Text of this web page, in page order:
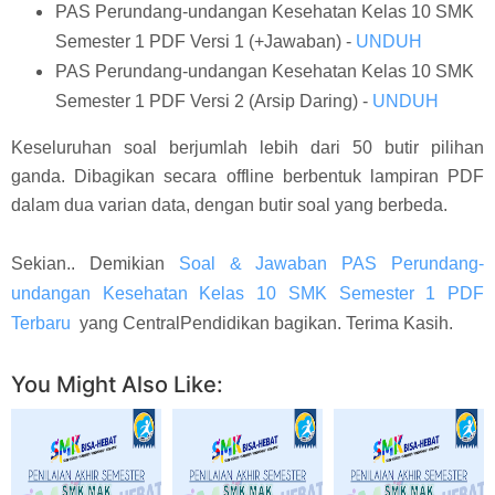
PAS Perundang-undangan Kesehatan Kelas 10 SMK
Semester 1 PDF Versi 1 (+Jawaban) - UNDUH
PAS Perundang-undangan Kesehatan Kelas 10 SMK
Semester 1 PDF Versi 2 (Arsip Daring) - UNDUH
Keseluruhan soal berjumlah lebih dari 50 butir pilihan
ganda. Dibagikan secara offline berbentuk lampiran PDF
dalam dua varian data, dengan butir soal yang berbeda.
Sekian.. Demikian Soal & Jawaban PAS Perundang-
undangan Kesehatan Kelas 10 SMK Semester 1 PDF
Terbaru yang CentralPendidikan bagikan. Terima Kasih.
You Might Also Like: